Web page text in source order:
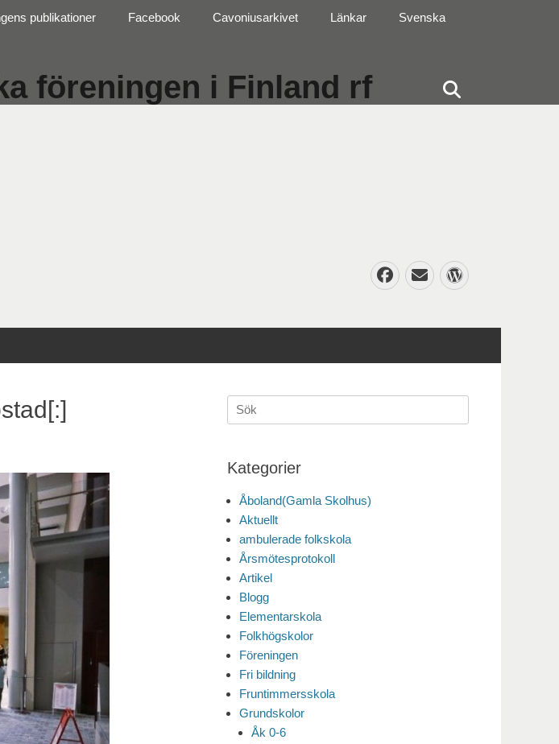
föreningen i Finland rf
Facebook
E-
post
publikationer Facebook Cavoniusarkivet Länkar Svenska
Sök
efter:
Kategorier
Åboland(Gamla Skolhus)
Aktuellt
ambulerade folkskola
Årsmötesprotokoll
Artikel
Blogg
Elementarskola
Folkhögskolor
Föreningen
Fri bildning
Fruntimmersskola
Grundskolor
Åk 0-6